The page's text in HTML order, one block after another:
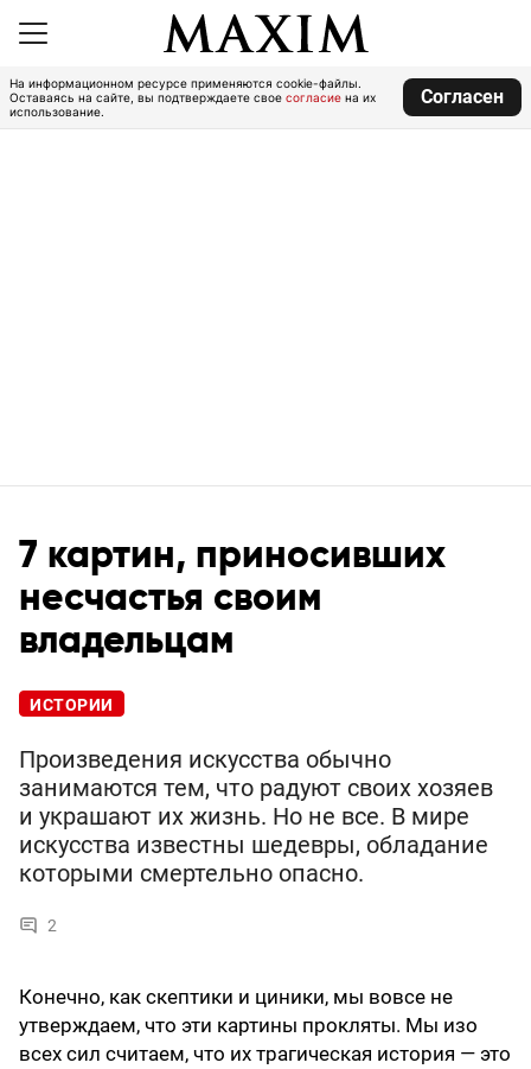
На информационном ресурсе применяются cookie-файлы.
Оставаясь на сайте, вы подтверждаете свое согласие на их
использование.
Согласен
7 картин, приносивших
несчастья своим
владельцам
ИСТОРИИ
Произведения искусства обычно
занимаются тем, что радуют своих хозяев
и украшают их жизнь. Но не все. В мире
искусства известны шедевры, обладание
которыми смертельно опасно.
2
Конечно, как скептики и циники, мы вовсе не
утверждаем, что эти картины прокляты. Мы изо
всех сил считаем, что их трагическая история — это